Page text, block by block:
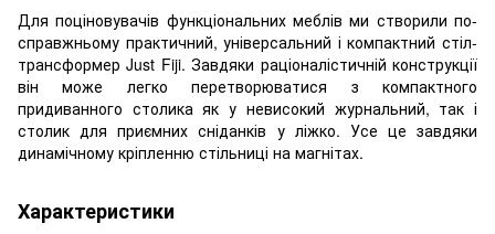
Для поціновувачів функціональних меблів ми створили по-
справжньому практичний, універсальний і компактний стіл-
трансформер Just Fiji. Завдяки раціоналістичній конструкції
він може легко перетворюватися з компактного
придиванного столика як у невисокий журнальний, так і
столик для приємних сніданків у ліжко. Усе це завдяки
динамічному кріпленню стільниці на магнітах.
Характеристики